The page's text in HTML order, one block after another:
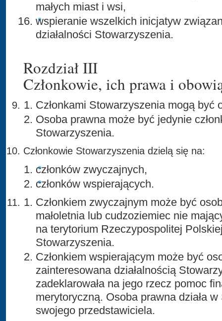
małych miast i wsi,
wspieranie wszelkich inicjatyw
działalności Stowarzyszenia.
Rozdział III
Członkowie, ich prawa i
Członkami Stowarzyszenia mogą być
Osoba prawna może być jedynie
Stowarzyszenia.
Członkowie Stowarzyszenia dzielą się na:
członków zwyczajnych,
członków wspierających.
Członkiem zwyczajnym może być
małoletnia lub cudzoziemiec nie
na terytorium Rzeczypospolitej
Stowarzyszenia.
Członkiem wspierającym może być
zainteresowana działalnością
zadeklarowała na jego rzecz pomoc
merytoryczną. Osoba prawna działa
swojego przedstawiciela.